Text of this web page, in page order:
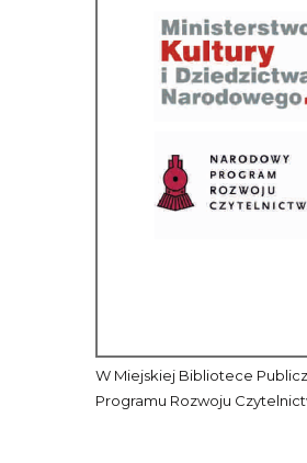
W Miejskiej Bibliotece
Programu Rozwoju